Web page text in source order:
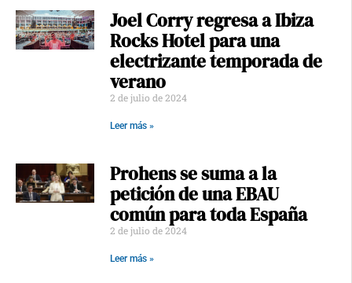
Joel Corry regresa a Ibiza
Rocks Hotel para una
electrizante temporada de
verano
2 de julio de 2024
Leer más »
Prohens se suma a la
petición de una EBAU
común para toda España
2 de julio de 2024
Leer más »